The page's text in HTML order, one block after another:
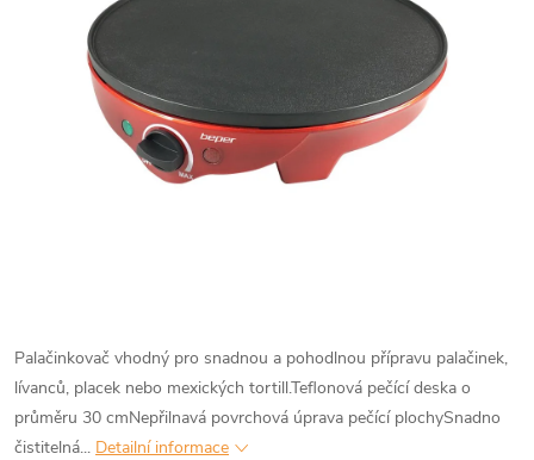
Palačinkovač vhodný pro snadnou a pohodlnou přípravu palačinek,
lívanců, placek nebo mexických tortill.Teflonová pečící deska o
průměru 30 cmNepřilnavá povrchová úprava pečící plochySnadno
čistitelná... Detailní informace